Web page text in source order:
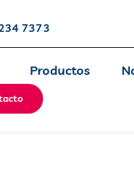
7373
Productos